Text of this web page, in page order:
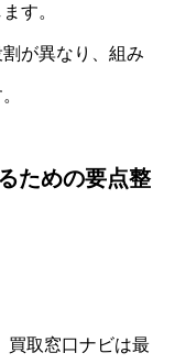
す。
が異なり、組み
ための要点整
買取窓口ナビは最